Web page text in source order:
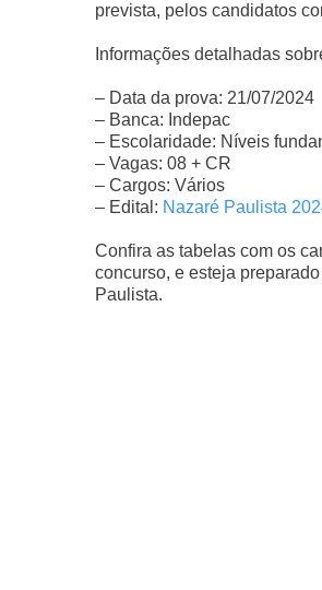
prevista, pelos candidatos
Informações detalhadas
– Data da prova: 21/07/2024
– Banca: Indepac
– Escolaridade: Níveis
– Vagas: 08 + CR
– Cargos: Vários
– Edital: Nazaré Paulista
Confira as tabelas com os
concurso, e esteja
Paulista.